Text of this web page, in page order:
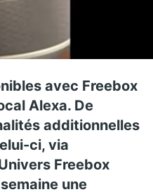
avec Freebox
Alexa. De
additionnelles
ci, via
Freebox
une